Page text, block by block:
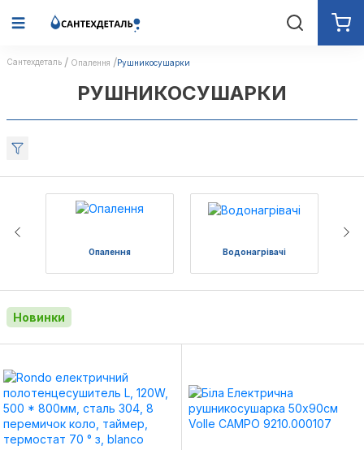
Сантехдеталь Опалення Рушникосушарки
РУШНИКОСУШАРКИ
Опалення Водонагрівачі
Новинки